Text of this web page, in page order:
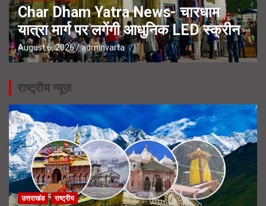
Char Dham Yatra News- चारधाम
यात्रा मार्ग पर लगेंगी आधुनिक LED स्क्रीन
August 6, 2026 adminvarta
राष्ट्रीय न्यूज़
उत्तराखंड राष्ट्रीय